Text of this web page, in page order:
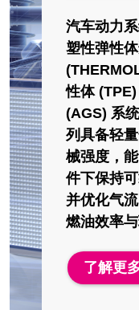
工业应用
汽车
消费行业
媒体
新闻
博客
网络研讨会
汽车动力
塑性弹性
性体
(AGS) 系
列具备轻
械强度，
件下保持
并优化气
燃油效率与
了解更多热塑宝